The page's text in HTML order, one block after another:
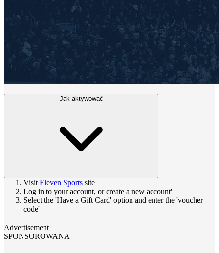
Jak aktywować
Visit Eleven Sports site
Log in to your account, or create a new account'
Select the 'Have a Gift Card' option and enter the 'voucher
code'
Advertisement
SPONSOROWANA